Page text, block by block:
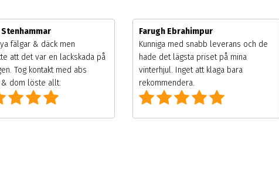
Stenhammar
fälgar & däck men
att det var en lackskada på
Tog kontakt med abs
dom löste allt.
Farugh Ebrahimpur
Kunniga med snabb leverans och de
hade det lägsta priset på mina
vinterhjul. Inget att klaga bara
rekommendera.